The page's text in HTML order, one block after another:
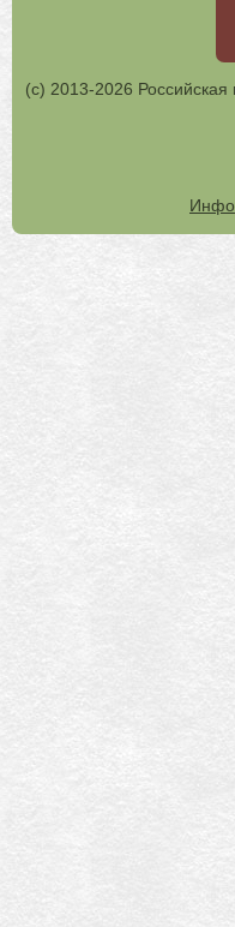
(с) 2013-2026 Российская